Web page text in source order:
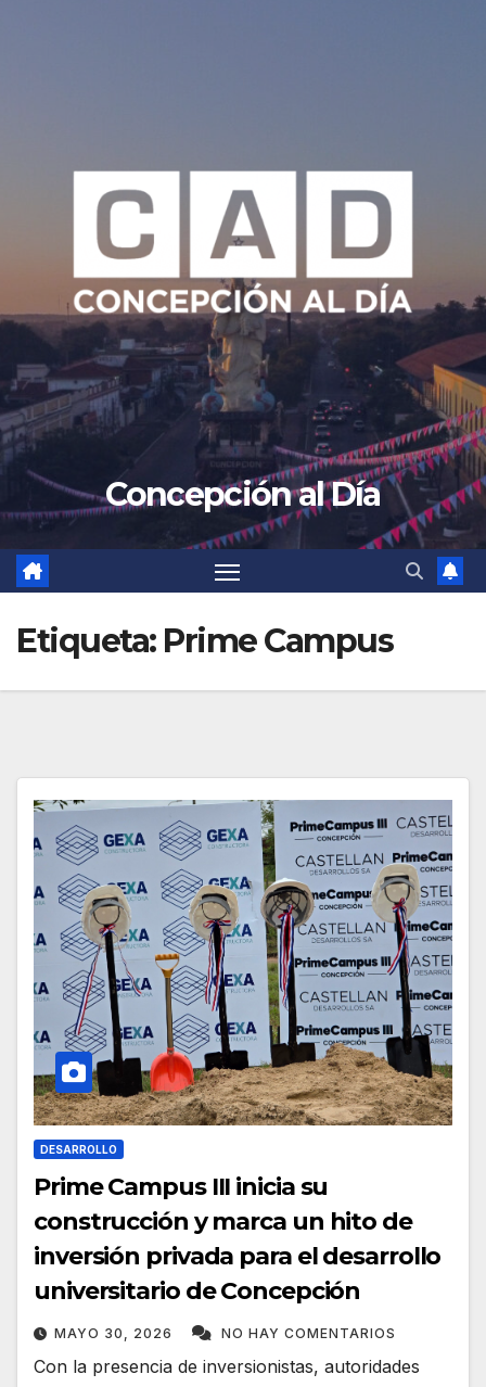
Concepción al Día
Etiqueta: Prime Campus
DESARROLLO
Prime Campus III inicia su
construcción y marca un hito de
inversión privada para el desarrollo
universitario de Concepción
MAYO 30, 2026 NO HAY COMENTARIOS
Con la presencia de inversionistas, autoridades